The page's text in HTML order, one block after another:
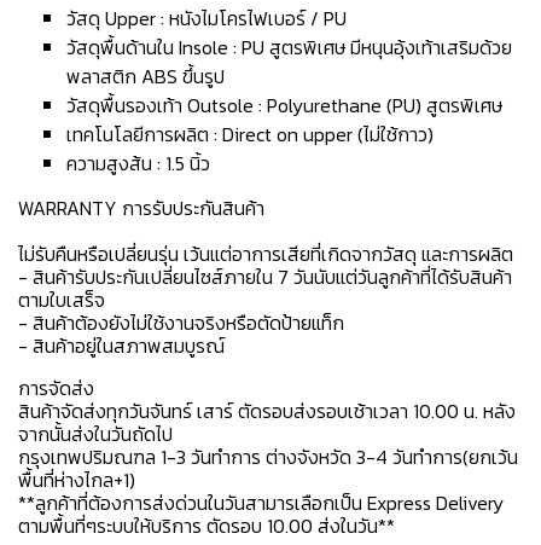
วัสดุ Upper : หนังไมโครไฟเบอร์ / PU
วัสดุพื้นด้านใน Insole : PU สูตรพิเศษ มีหนุนอุ้งเท้าเสริมด้วย
พลาสติก ABS ขึ้นรูป
วัสดุพื้นรองเท้า Outsole : Polyurethane (PU) สูตรพิเศษ
เทคโนโลยีการผลิต : Direct on upper (ไม่ใช้กาว)
ความสูงส้น : 1.5 นิ้ว
WARRANTY การรับประกันสินค้า
ไม่รับคืนหรือเปลี่ยนรุ่น เว้นแต่อาการเสียที่เกิดจากวัสดุ และการผลิต
- สินค้ารับประกันเปลี่ยนไซส์ภายใน 7 วันนับแต่วันลูกค้าที่ได้รับสินค้า
ตามใบเสร็จ
- สินค้าต้องยังไม่ใช้งานจริงหรือตัดป้ายแท็ก
- สินค้าอยู่ในสภาพสมบูรณ์
การจัดส่ง
สินค้าจัดส่งทุกวันจันทร์ เสาร์ ตัดรอบส่งรอบเช้าเวลา 10.00 น. หลัง
จากนั้นส่งในวันถัดไป
กรุงเทพปริมณฑล 1-3 วันทำการ ต่างจังหวัด 3-4 วันทำการ(ยกเว้น
พื้นที่ห่างไกล+1)
**ลูกค้าที่ต้องการส่งด่วนในวันสามารเลือกเป็น Express Delivery
ตามพื้นที่ๆระบบให้บริการ ตัดรอบ 10.00 ส่งในวัน**